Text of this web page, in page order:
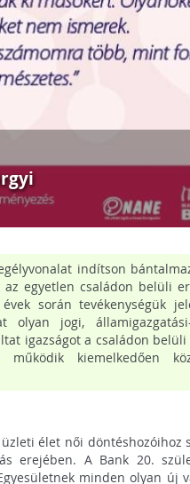
indítson
egyetlen családon belüli
során tevékenységük
olyan jogi,
igazságot a családon belüli
kiemelkedően
élet női döntéshozóihoz
erejében. A Bank 20.
minden olyan új